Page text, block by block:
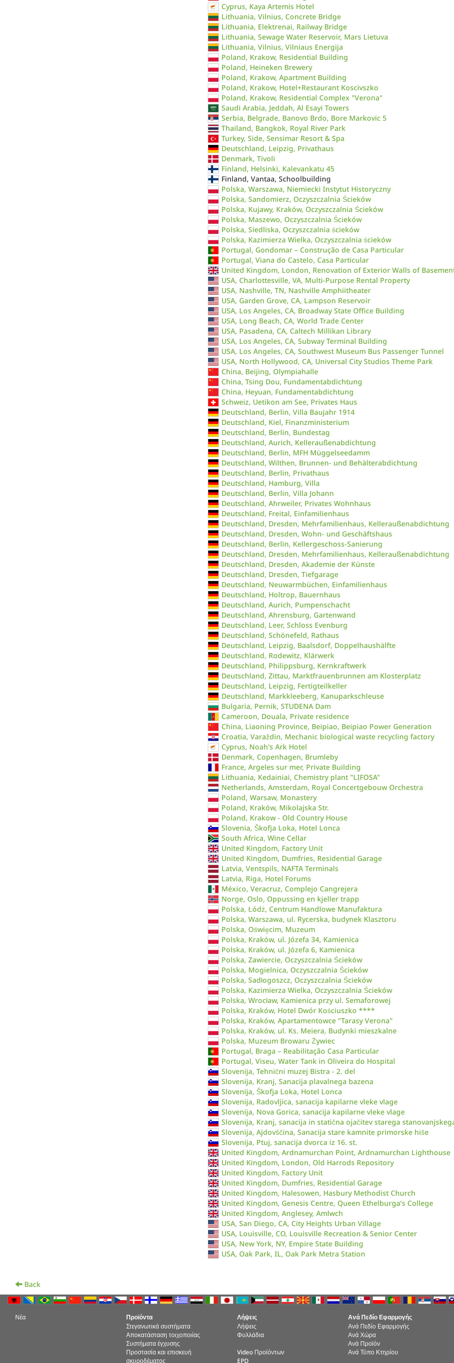
Cyprus, Kaya Artemis Hotel
Lithuania, Vilnius, Concrete Bridge
Lithuania, Elektrenai, Railway Bridge
Lithuania, Sewage Water Reservoir, Mars Lietuva
Lithuania, Vilnius, Vilniaus Energija
Poland, Krakow, Residential Building
Poland, Heineken Brewery
Poland, Krakow, Apartment Building
Poland, Krakow, Hotel+Restaurant Koscivszko
Poland, Krakow, Residential Complex "Verona"
Saudi Arabia, Jeddah, Al Esayi Towers
Serbia, Belgrade, Banovo Brdo, Bore Markovic 5
Thailand, Bangkok, Royal River Park
Turkey, Side, Sensimar Resort & Spa
Deutschland, Leipzig, Privathaus
Denmark, Tivoli
Finland, Helsinki, Kalevankatu 45
Finland, Vantaa, Schoolbuilding
Polska, Warszawa, Niemiecki Instytut Historyczny
Polska, Sandomierz, Oczyszczalnia Ścieków
Polska, Kujawy, Kraków, Oczyszczalnia Ścieków
Polska, Maszewo, Oczyszczalnia Ścieków
Polska, Siedliska, Oczyszczalnia ścieków
Polska, Kazimierza Wielka, Oczyszczalnia ścieków
Portugal, Gondomar – Construção de Casa Particular
Portugal, Viana do Castelo, Casa Particular
United Kingdom, London, Renovation of Exterior Walls of
USA, Charlottesville, VA, Multi-Purpose Rental Property
USA, Nashville, TN, Nashville Amphiitheater
USA, Garden Grove, CA, Lampson Reservoir
USA, Los Angeles, CA, Broadway State Office Building
USA, Long Beach, CA, World Trade Center
USA, Pasadena, CA, Caltech Millikan Library
USA, Los Angeles, CA, Subway Terminal Building
USA, Los Angeles, CA, Southwest Museum Bus Passenger Tunnel
USA, North Hollywood, CA, Universal City Studios Theme Park
China, Beijing, Olympiahalle
China, Tsing Dou, Fundamentabdichtung
China, Heyuan, Fundamentabdichtung
Schweiz, Uetikon am See, Privates Haus
Deutschland, Berlin, Villa Baujahr 1914
Deutschland, Kiel, Finanzministerium
Deutschland, Berlin, Bundestag
Deutschland, Aurich, Kelleraußenabdichtung
Deutschland, Berlin, MFH Müggelseedamm
Deutschland, Wilthen, Brunnen- und Behälterabdichtung
Deutschland, Berlin, Privathaus
Deutschland, Hamburg, Villa
Deutschland, Berlin, Villa Johann
Deutschland, Ahrweiler, Privates Wohnhaus
Deutschland, Freital, Einfamilienhaus
Deutschland, Dresden, Mehrfamilienhaus, Kelleraußenabdichtung
Deutschland, Dresden, Wohn- und Geschäftshaus
Deutschland, Berlin, Kellergeschoss-Sanierung
Deutschland, Dresden, Mehrfamilienhaus, Kelleraußenabdichtung
Deutschland, Dresden, Akademie der Künste
Deutschland, Dresden, Tiefgarage
Deutschland, Neuwarmbüchen, Einfamilienhaus
Deutschland, Holtrop, Bauernhaus
Deutschland, Aurich, Pumpenschacht
Deutschland, Ahrensburg, Gartenwand
Deutschland, Leer, Schloss Evenburg
Deutschland, Schönefeld, Rathaus
Deutschland, Leipzig, Baalsdorf, Doppelhaushälfte
Deutschland, Rodewitz, Klärwerk
Deutschland, Philippsburg, Kernkraftwerk
Deutschland, Zittau, Marktfrauenbrunnen am Klosterplatz
Deutschland, Leipzig, Fertigteilkeller
Deutschland, Markkleeberg, Kanuparkschleuse
Bulgaria, Pernik, STUDENA Dam
Cameroon, Douala, Private residence
China, Liaoning Province, Beipiao, Beipiao Power Generation
Croatia, Varaždin, Mechanic biological waste recycling factory
Cyprus, Noah's Ark Hotel
Denmark, Copenhagen, Brumleby
France, Argeles sur mer, Private Building
Lithuania, Kedainiai, Chemistry plant "LIFOSA"
Netherlands, Amsterdam, Royal Concertgebouw Orchestra
Poland, Warsaw, Monastery
Poland, Kraków, Mikolajska Str.
Poland, Krakow - Old Country House
Slovenia, Škofja Loka, Hotel Lonca
South Africa, Wine Cellar
United Kingdom, Factory Unit
United Kingdom, Dumfries, Residential Garage
Latvia, Ventspils, NAFTA Terminals
Latvia, Riga, Hotel Forums
México, Veracruz, Complejo Cangrejera
Norge, Oslo, Oppussing en kjeller trapp
Polska, Łódź, Centrum Handlowe Manufaktura
Polska, Warszawa, ul. Rycerska, budynek Klasztoru
Polska, Oświęcim, Muzeum
Polska, Kraków, ul. Józefa 34, Kamienica
Polska, Kraków, ul. Józefa 6, Kamienica
Polska, Zawiercie, Oczyszczalnia Ścieków
Polska, Mogielnica, Oczyszczalnia Ścieków
Polska, Sadłogoszcz, Oczyszczalnia Ścieków
Polska, Kazimierza Wielka, Oczyszczalnia Ścieków
Polska, Wrocław, Kamienica przy ul. Semaforowej
Polska, Kraków, Hotel Dwór Kościuszko ****
Polska, Kraków, Apartamentowce "Tarasy Verona"
Polska, Kraków, ul. Ks. Meiera, Budynki mieszkalne
Polska, Muzeum Browaru Żywiec
Portugal, Braga – Reabilitação Casa Particular
Portugal, Viseu, Water Tank in Oliveira do Hospital
Slovenija, Tehnični muzej Bistra - 2. del
Slovenija, Kranj, Sanacija plavalnega bazena
Slovenija, Škofja Loka, Hotel Lonca
Slovenija, Radovljica, sanacija kapilarne vleke vlage
Slovenija, Nova Gorica, sanacija kapilarne vleke vlage
Slovenija, Kranj, sanacija in statična ojačitev starega
Slovenija, Ajdovščina, Sanacija stare kamnite primorske hiše
Slovenija, Ptuj, sanacija dvorca iz 16. st.
United Kingdom, Ardnamurchan Point, Ardnamurchan Lighthouse
United Kingdom, London, Old Harrods Repository
United Kingdom, Factory Unit
United Kingdom, Dumfries, Residential Garage
United Kingdom, Halesowen, Hasbury Methodist Church
United Kingdom, Genesis Centre, Queen Ethelburga’s College
United Kingdom, Anglesey, Amlwch
USA, San Diego, CA, City Heights Urban Village
USA, Louisville, CO, Louisville Recreation & Senior Center
USA, New York, NY, Empire State Building
USA, Oak Park, IL, Oak Park Metra Station
Back
Νέα
Προϊόντα
Στεγανωτικά συστήματα
Αποκατάσταση τοιχοποιίας
Συστήματα έγχυσης
Προστασία και επισκευή
σκυροδέματος
Λήψεις
Λήψεις
Φυλλάδια
Video Προϊόντων
EPD
Ανά Πεδίο Εφαρμογής
Ανά Πεδίο Εφαρμογής
Ανά Χώρα
Ανά Προϊόν
Ανά Τύπο Κτηρίου